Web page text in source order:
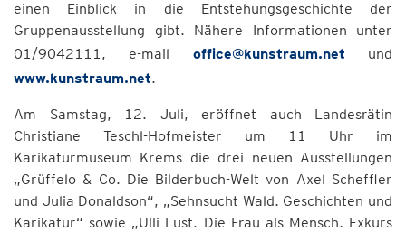
einen Einblick in die Entstehungsgeschichte der
Gruppenausstellung gibt. Nähere Informationen unter
01/9042111, e-mail office@kunstraum.net und
www.kunstraum.net.
Am Samstag, 12. Juli, eröffnet auch Landesrätin
Christiane Teschl-Hofmeister um 11 Uhr im
Karikaturmuseum Krems die drei neuen Ausstellungen
„Grüffelo & Co. Die Bilderbuch-Welt von Axel Scheffler
und Julia Donaldson“, „Sehnsucht Wald. Geschichten und
Karikatur“ sowie „Ulli Lust. Die Frau als Mensch. Exkurs